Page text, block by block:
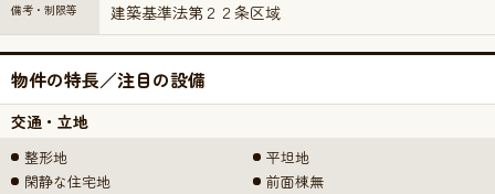
備考・制限等 建築基準法第２２条区域
物件の特長／注目の設備
交通・立地
整形地
平坦地
閑静な住宅地
前面棟無